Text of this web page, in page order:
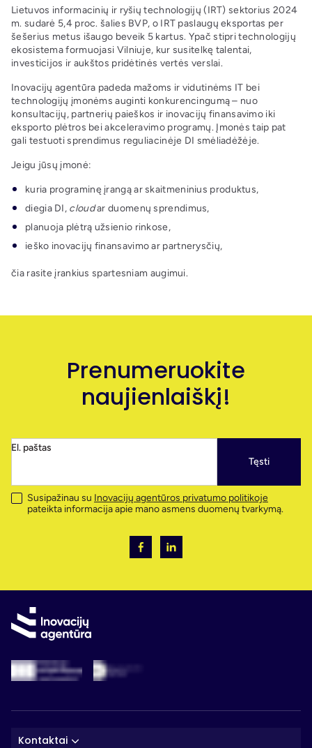
Lietuvos informacinių ir ryšių technologijų (IRT) sektorius 2024
m. sudarė 5,4 proc. šalies BVP, o IRT paslaugų eksportas per
šešerius metus išaugo beveik 5 kartus. Ypač stipri technologijų
ekosistema formuojasi Vilniuje, kur susitelkę talentai,
investicijos ir aukštos pridėtinės vertės verslai.
Inovacijų agentūra padeda mažoms ir vidutinėms IT bei
technologijų įmonėms auginti konkurencingumą – nuo
konsultacijų, partnerių paieškos ir inovacijų finansavimo iki
eksporto plėtros bei akceleravimo programų. Įmonės taip pat
gali testuoti sprendimus reguliacinėje DI smėliadėžėje.
Jeigu jūsų įmonė:
kuria programinę įrangą ar skaitmeninius produktus,
diegia DI, cloudar duomenų sprendimus,
planuoja plėtrą užsienio rinkose,
ieško inovacijų finansavimo ar partnerysčių,
čia rasite įrankius spartesniam augimui.
Prenumeruokite
naujienlaiškį!
El. paštas
Tęsti
Susipažinau su Inovacijų agentūros privatumo politikoje
pateikta informacija apie mano asmens duomenų tvarkymą.
Kontaktai